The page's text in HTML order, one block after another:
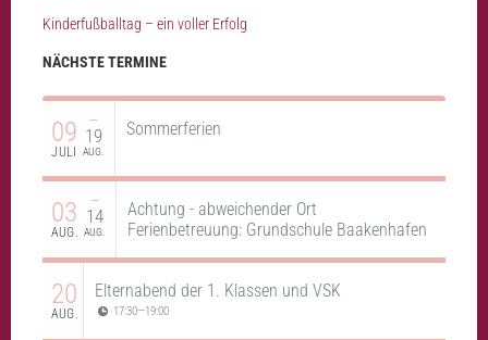
Kinderfußballtag – ein voller Erfolg
NÄCHSTE TERMINE
09
JULI
–
19
AUG.
Sommerferien
03
AUG.
–
14
AUG.
Achtung - abweichender Ort
Ferienbetreuung: Grundschule Baakenhafen
20
AUG.
Elternabend der 1. Klassen und VSK
17:30—19:00